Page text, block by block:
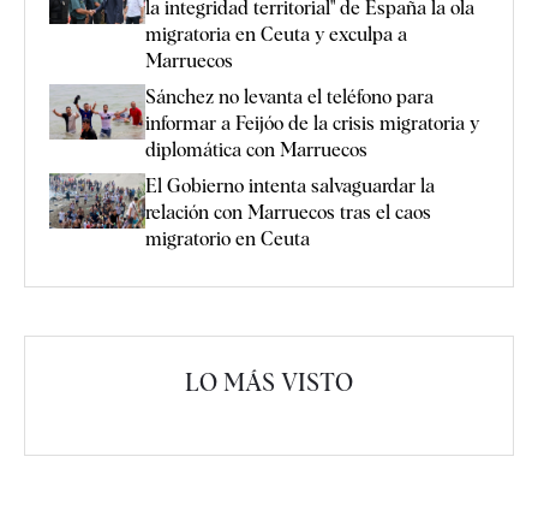
la integridad territorial" de España la ola
migratoria en Ceuta y exculpa a
Marruecos
Sánchez no levanta el teléfono para
informar a Feijóo de la crisis migratoria y
diplomática con Marruecos
El Gobierno intenta salvaguardar la
relación con Marruecos tras el caos
migratorio en Ceuta
LO MÁS VISTO